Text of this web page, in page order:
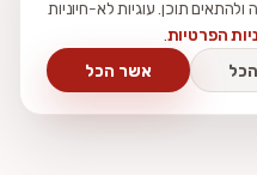
תוכן. עוגיות לא-חיוניות
הפרטיות
אשר הכל